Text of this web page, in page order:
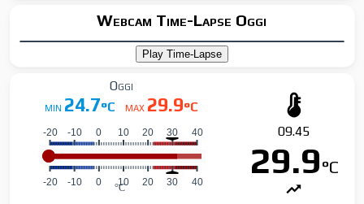
Webcam Time-Lapse Oggi
Oggi
MIN 24.7°C MAX 29.9°C
09.45
29.9°C